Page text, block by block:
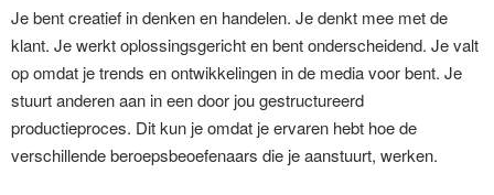
Je bent creatief in denken en handelen. Je denkt mee met de
klant. Je werkt oplossingsgericht en bent onderscheidend. Je valt
op omdat je trends en ontwikkelingen in de media voor bent. Je
stuurt anderen aan in een door jou gestructureerd
productieproces. Dit kun je omdat je ervaren hebt hoe de
verschillende beroepsbeoefenaars die je aanstuurt, werken.